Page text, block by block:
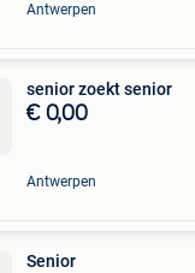
Antwerpen
senior zoekt senior
€ 0,00
Antwerpen
Senior